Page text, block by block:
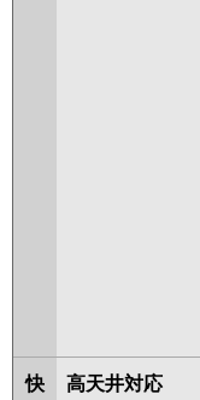
快
高天井対応